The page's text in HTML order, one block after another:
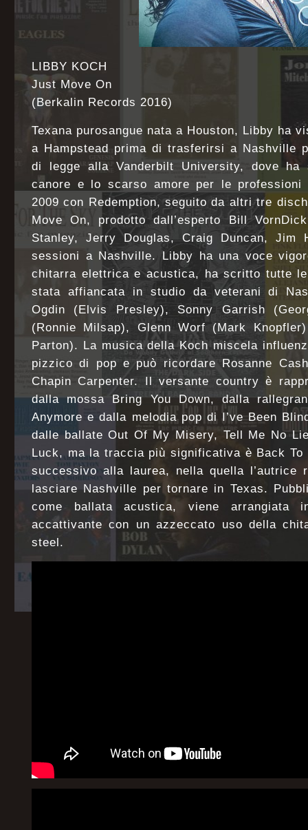
LIBBY KOCH
Just Move On
(Berkalin Records 2016)
Texana purosangue nata a Houston, Libby ha
a Hampstead prima di trasferirsi a Nashville
di legge alla Vanderbilt University, dove
canore e lo scarso amore per le
2009 con Redemption, seguito da altri tre
Move On, prodotto dall’esperto Bill
Stanley, Jerry Douglas, Craig Duncan,
sessioni a Nashville. Libby ha una voce
chitarra elettrica e acustica, ha scritto tutte le
stata affiancata in studio da veterani di
Ogdin (Elvis Presley), Sonny Garrish
(Ronnie Milsap), Glenn Worf (Mark
Parton). La musica della Koch miscela
pizzico di pop e può ricordare Rosanne
Chapin Carpenter. Il versante country è
dalla mossa Bring You Down, dalla
Anymore e dalla melodia pop di I’ve Been
dalle ballate Out Of My Misery, Tell Me No
Luck, ma la traccia più significativa è Back
successivo alla laurea, nella quella l’autrice
lasciare Nashville per tornare in Texas.
come ballata acustica, viene
accattivante con un azzeccato uso della
steel.